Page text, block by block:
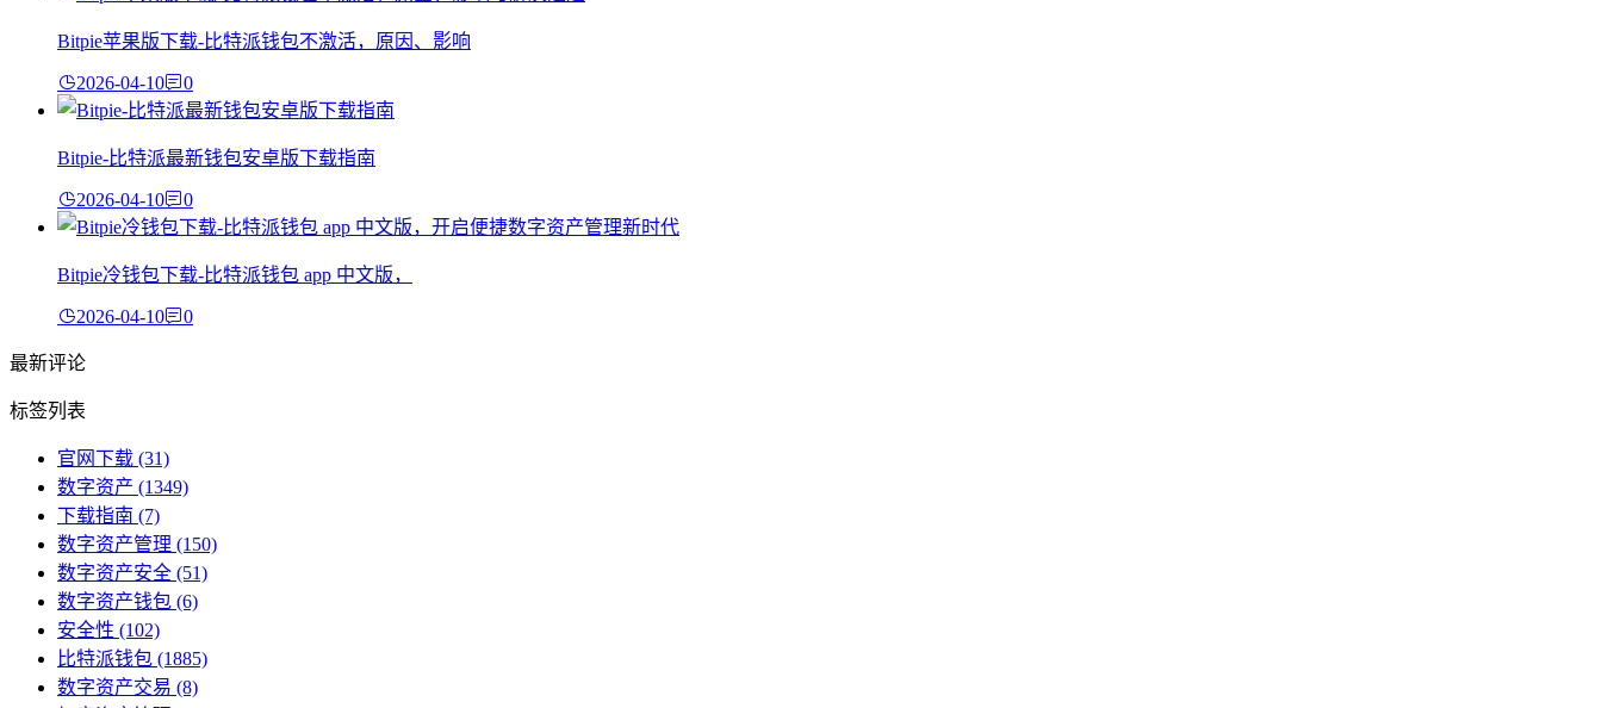
Bitpie苹果版下载-比特派钱包不激活，原因、影响
2026-04-10 0
Bitpie-比特派最新钱包安卓版下载指南
2026-04-10 0
Bitpie冷钱包下载-比特派钱包 app 中文版，
2026-04-10 0
最新评论
标签列表
官网下载 (31)
数字资产 (1349)
下载指南 (7)
数字资产管理 (150)
数字资产安全 (51)
数字资产钱包 (6)
安全性 (102)
比特派钱包 (1885)
数字资产交易 (8)